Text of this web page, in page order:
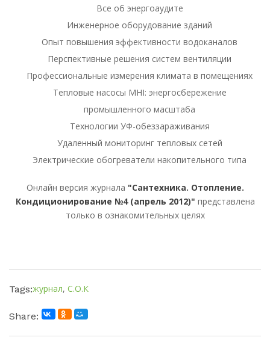
Все об энергоаудите
Инженерное оборудование зданий
Опыт повышения эффективности водоканалов
Перспективные решения систем вентиляции
Профессиональные измерения климата в помещениях
Тепловые насосы MHI: энергосбережение
промышленного масштаба
Технологии УФ-обеззараживания
Удаленный мониторинг тепловых сетей
Электрические обогреватели накопительного типа
Онлайн версия журнала "Сантехника. Отопление.
Кондиционирование №4 (апрель 2012)" представлена
только в ознакомительных целях
Tags:журнал, С.О.К
Share: